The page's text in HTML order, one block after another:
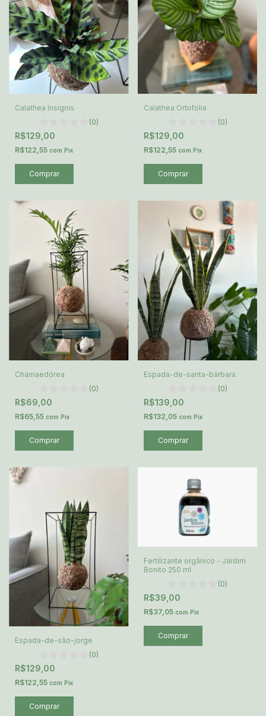
Calathea Insignis
(0)
R$129,00
R$122,55 com Pix
Calathea Orbifolia
(0)
R$129,00
R$122,55 com Pix
Chamaedórea
(0)
R$69,00
R$65,55 com Pix
Espada-de-santa-bárbara
(0)
R$139,00
R$132,05 com Pix
Espada-de-são-jorge
(0)
R$129,00
R$122,55 com Pix
Fertilizante orgânico - Jardim
Bonito 250 ml
(0)
R$39,00
R$37,05 com Pix